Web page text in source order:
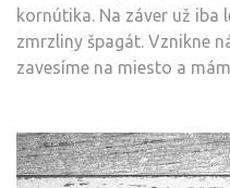
kornútika. Na záver už iba
zmrzliny špagát. Vznikne
zavesíme na miesto a